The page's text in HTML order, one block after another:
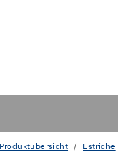
Produktübersicht
Estriche